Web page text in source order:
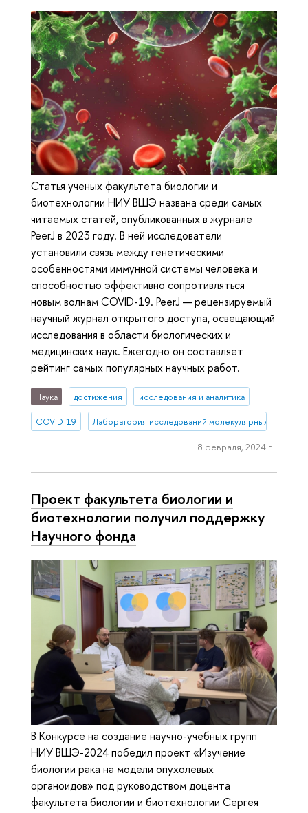
Статья ученых факультета биологии и
биотехнологии НИУ ВШЭ названа среди самых
читаемых статей, опубликованных в журнале
PeerJ в 2023 году. В ней исследователи
установили связь между генетическими
особенностями иммунной системы человека и
способностью эффективно сопротивляться
новым волнам COVID-19. PeerJ — рецензируемый
научный журнал открытого доступа, освещающий
исследования в области биологических и
медицинских наук. Ежегодно он составляет
рейтинг самых популярных научных работ.
Наука достижения исследования и аналитика
COVID-19 Лаборатория исследований молекулярных
8 февраля, 2024 г.
Проект факультета биологии и
биотехнологии получил поддержку
Научного фонда
В Конкурсе на создание научно-учебных групп
НИУ ВШЭ-2024 победил проект «Изучение
биологии рака на модели опухолевых
органоидов» под руководством доцента
факультета биологии и биотехнологии Сергея